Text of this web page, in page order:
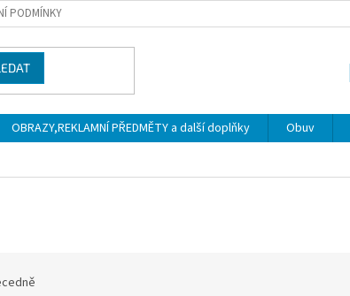
PODMÍNKY
OBRAZY,REKLAMNÍ PŘEDMĚTY a další doplňky Obuv